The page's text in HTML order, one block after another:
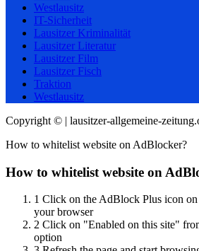
Westlausitz
IT-Sicherheit
Lausitzer Kriminalität
Lausitzer Literatur
Lausitzer Film
Lausitzer Fisch
Traktion
Westlausitz
Copyright © | lausitzer-allgemeine-
How to whitelist website on AdBlocker?
How to whitelist website on
1 Click on the AdBlock Plus icon
your browser
2 Click on "Enabled on this site"
option